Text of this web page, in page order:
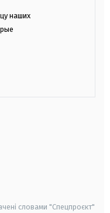
наших
словами "Спецпроєкт"